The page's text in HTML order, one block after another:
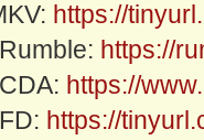
https://
https://
https://
https://